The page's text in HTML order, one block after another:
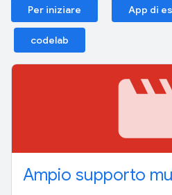
Per iniziare App di
codelab
Ampio supporto